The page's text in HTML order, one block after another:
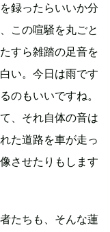
録ったらいいか分
この喧騒を丸ごと
すら雑踏の足音を
い。今日は雨です
のもいいですね。
、それ自体の音は
た道路を車が走っ
させたりもします
たちも、そんな蓮